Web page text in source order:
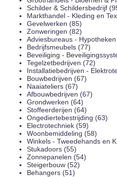
Schilder & Schildersbedrijf
Markthandel - Kleding en
Gevelwerken (85)
Zonweringen (82)
Adviesbureaus -
Bedrijfsmeubels (77)
Beveiliging -
Tegelzetbedrijven (72)
Installatiebedrijven -
Bouwbedrijven (67)
Naaiateliers (67)
Afbouwbedrijven (67)
Grondwerken (64)
Stoffeerderijen (64)
Ongediertebestrijding (63)
Electrotechniek (59)
Woonbemiddeling (58)
Winkels - Tweedehands en
Stukadoors (55)
Zonnepanelen (54)
Steigerbouw (52)
Behangers (51)